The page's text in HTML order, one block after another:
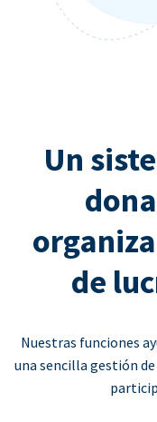
Un
de
Nuestras funciones
una sencilla gestión